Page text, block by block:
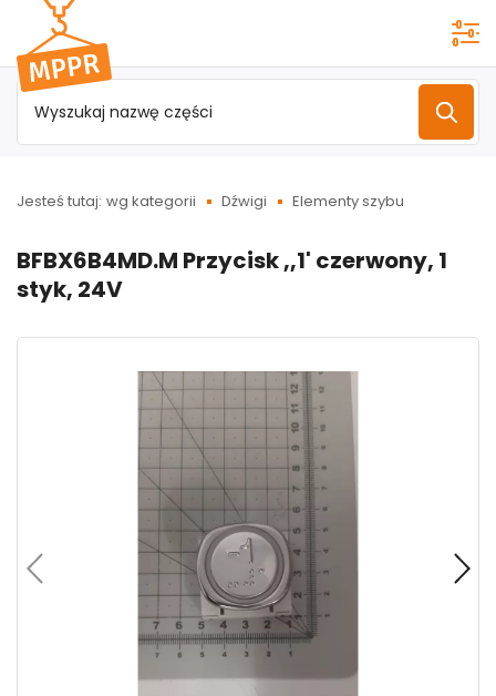
Przejdź do
menu
głównego
Jesteś tutaj: wg kategorii Dźwigi Elementy szybu
BFBX6B4MD.M Przycisk ,,1' czerwony, 1
styk, 24V